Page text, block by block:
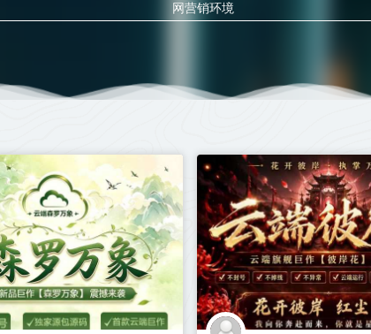
网营销环境